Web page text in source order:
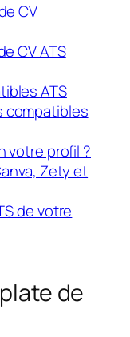
CV
CV ATS
ATS
compatibles
votre profil ?
Zety et
de votre
de